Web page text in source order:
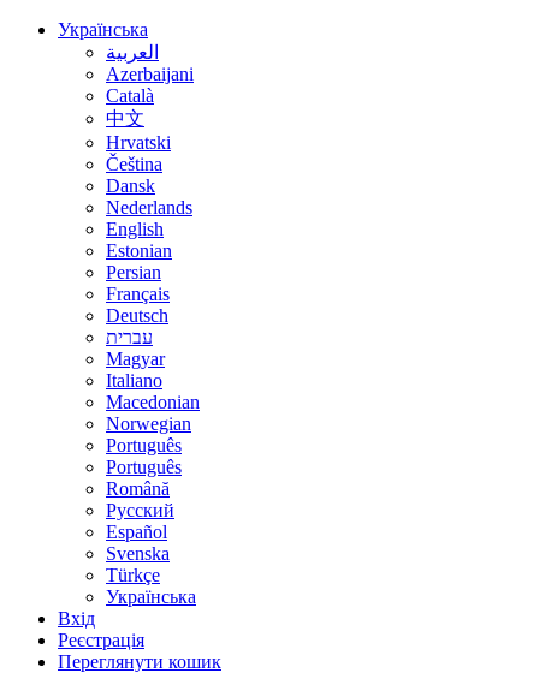
Українська
العربية
Azerbaijani
Català
中文
Hrvatski
Čeština
Dansk
Nederlands
English
Estonian
Persian
Français
Deutsch
עברית
Magyar
Italiano
Macedonian
Norwegian
Português
Português
Română
Русский
Español
Svenska
Türkçe
Українська
Вхід
Реєстрація
Переглянути кошик